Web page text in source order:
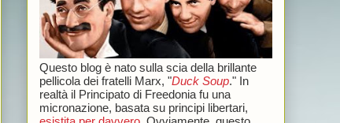
Questo blog è nato sulla scia della brillante
pellicola dei fratelli Marx, "Duck Soup." In
realtà il Principato di Freedonia fu una
micronazione, basata su principi libertari,